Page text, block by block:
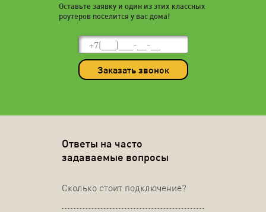
Оставьте заявку и один из этих классных
роутеров поселится у вас дома!
Заказать звонок
Ответы на часто
задаваемые вопросы
Сколько стоит подключение?